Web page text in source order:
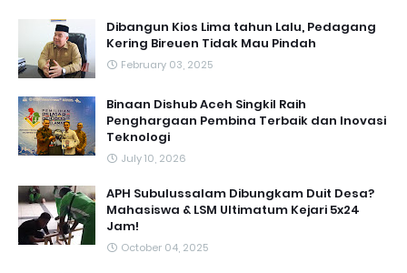
Dibangun Kios Lima tahun Lalu, Pedagang
Kering Bireuen Tidak Mau Pindah
February 03, 2025
Binaan Dishub Aceh Singkil Raih
Penghargaan Pembina Terbaik dan Inovasi
Teknologi
July 10, 2026
APH Subulussalam Dibungkam Duit Desa?
Mahasiswa & LSM Ultimatum Kejari 5x24
Jam!
October 04, 2025